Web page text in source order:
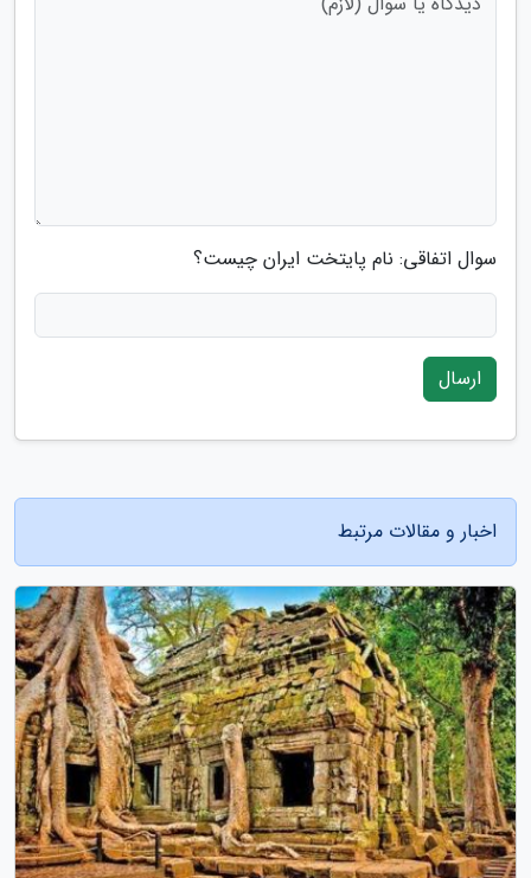
سوال اتفاقی: نام پایتخت ایران چیست؟
ارسال
اخبار و مقالات مرتبط